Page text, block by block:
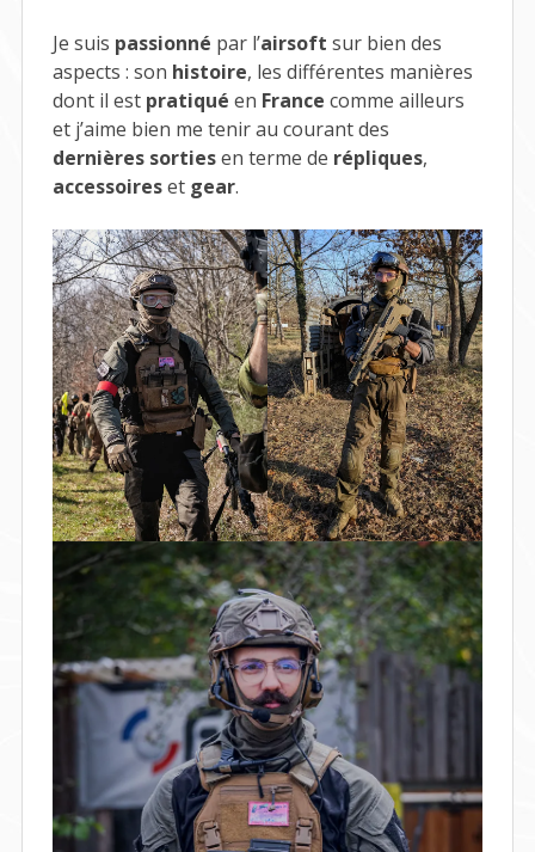
Je suis passionné par l’airsoft sur bien des
aspects : son histoire, les différentes manières
dont il est pratiqué en France comme ailleurs
et j’aime bien me tenir au courant des
dernières sortiesen terme de répliques,
accessoireset gear.